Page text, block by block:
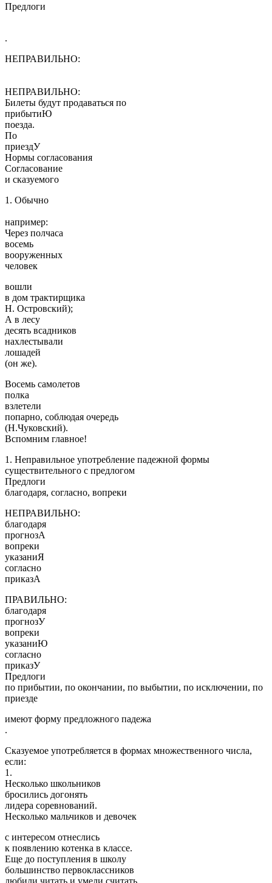
Предлоги
.
НЕПРАВИЛЬНО:
НЕПРАВИЛЬНО:
Билеты будут продаваться по
прибытиЮ
поезда.
По
приездУ
Нормы согласования
Согласование
и сказуемого
1. Обычно
например:
Через полчаса
восемь
вооруженных
человек
вошли
в дом трактирщика
Н. Островский);
А в лесу
десять всадников
нахлестывали
лошадей
(он же).
Восемь самолетов
полка
взлетели
попарно, соблюдая очередь
(Н.Чуковский).
Вспомним главное!
1. Неправильное употребление падежной формы
существительного с предлогом
Предлоги
благодаря, согласно, вопреки
НЕПРАВИЛЬНО:
благодаря
прогнозА
вопреки
указаниЯ
согласно
приказА
ПРАВИЛЬНО:
благодаря
прогнозУ
вопреки
указаниЮ
согласно
приказУ
Предлоги
по прибытии, по окончании, по выбытии, по исключении, по
приезде
имеют форму предложного падежа
.
Сказуемое употребляется в формах множественного числа,
если:
1.
Несколько школьников
бросились догонять
лидера соревнований.
Несколько мальчиков и девочек
с интересом отнеслись
к появлению котенка в классе.
Еще до поступления в школу
большинство первоклассников
любили читать и умели считать